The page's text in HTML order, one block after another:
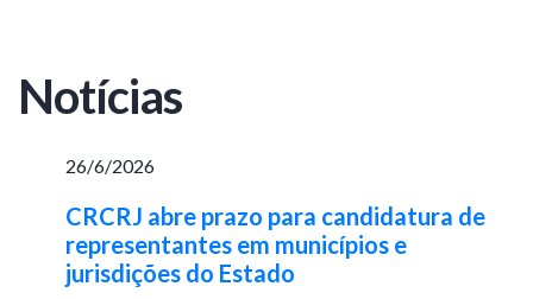
Notícias
26/6/2026
CRCRJ abre prazo para candidatura de
representantes em municípios e
jurisdições do Estado